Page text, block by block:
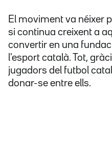
El moviment va néixer
si continua creixent a
convertir en una
l'esport català. Tot,
jugadors del futbol
donar-se entre ells.